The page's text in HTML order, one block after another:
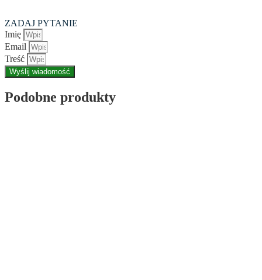
ZADAJ PYTANIE
Imię
Email
Treść
Wyślij wiadomość
Podobne produkty